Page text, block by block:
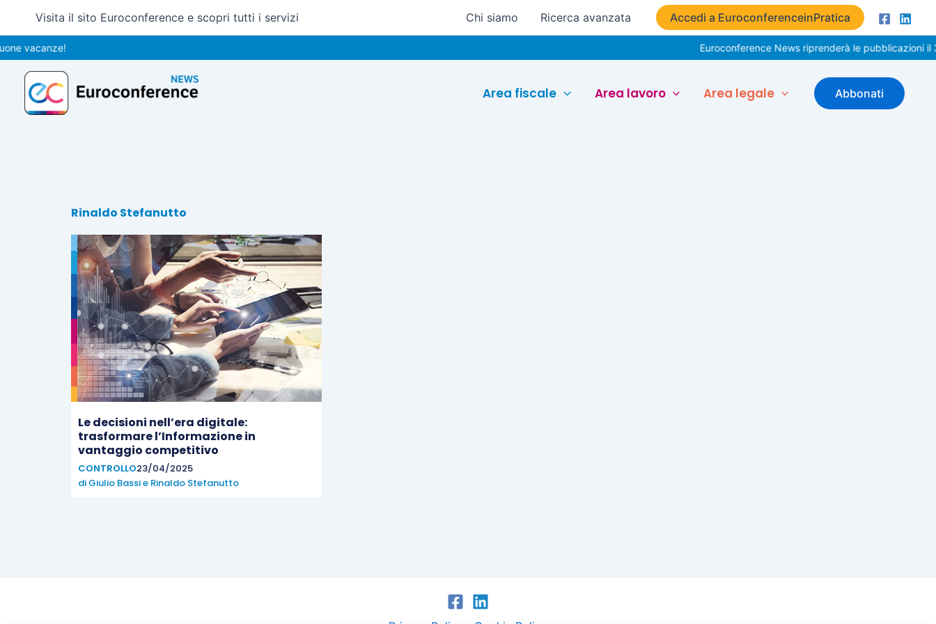
contenuto
Visita il sito Euroconference e scopri tutti i servizi Chi siamo Ricerca avanzata Accedi a EuroconferenceinPratica
vacanze! Euroconference News riprenderà le pubblicazioni il
Area fiscale Area lavoro Area legale Abbonati
Rinaldo Stefanutto
Le decisioni nell’era digitale:
trasformare l’Informazione in
vantaggio competitivo
CONTROLLO23/04/2025
di Giulio Bassie Rinaldo Stefanutto